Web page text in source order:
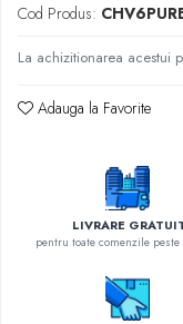
Cod Produs:
La achizitionarea acestui
Adauga la Favorite
LIVRARE
pentru toate comenzile peste